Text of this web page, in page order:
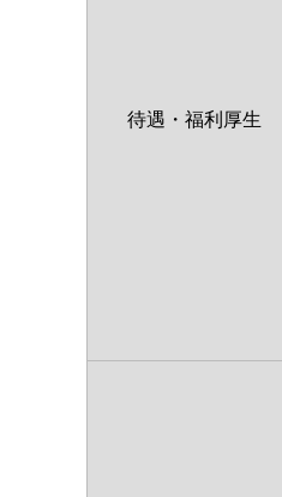
待遇・福利厚生